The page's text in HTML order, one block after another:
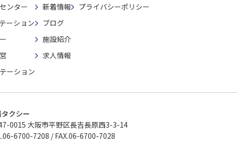
ンター
ーション
ーション
新着情報
ブログ
施設紹介
求人情報
プライバシーポリシー
クシー
0015 大阪市平野区長吉長原西3-3-14
6700-7208 / FAX.06-6700-7028